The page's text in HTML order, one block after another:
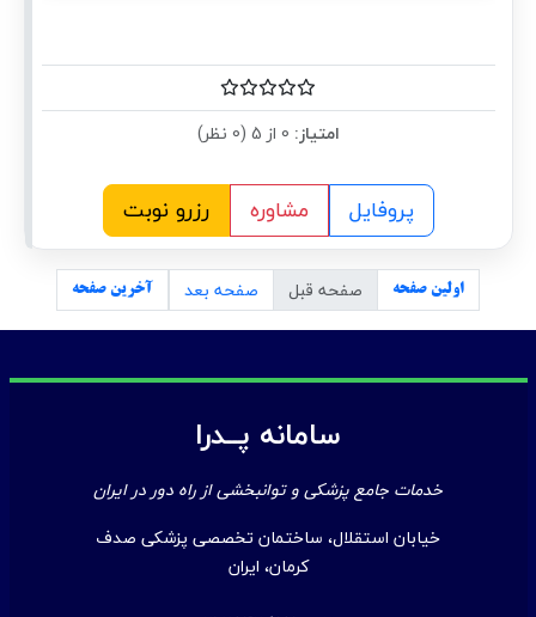
امتیاز:
پروفایل مشاوره رزرو نوبت
اولین صفحه صفحه قبل صفحه بعد آخرین صفحه
سامانه پــدرا
خدمات جامع پزشکی و توانبخشی از راه دور در ایران
خیابان استقلال، ساختمان تخصصی پزشکی صدف
کرمان، ایران